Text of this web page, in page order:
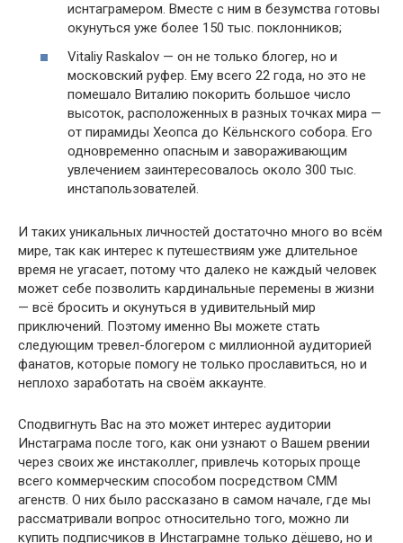
иснтаграмером. Вместе с ним в безумства готовы
окунуться уже более 150 тыс. поклонников;
Vitaliy Raskalov — он не только блогер, но и
московский руфер. Ему всего 22 года, но это не
помешало Виталию покорить большое число
высоток, расположенных в разных точках мира —
от пирамиды Хеопса до Кёльнского собора. Его
одновременно опасным и завораживающим
увлечением заинтересовалось около 300 тыс.
инстапользователей.
И таких уникальных личностей достаточно много во всём
мире, так как интерес к путешествиям уже длительное
время не угасает, потому что далеко не каждый человек
может себе позволить кардинальные перемены в жизни
— всё бросить и окунуться в удивительный мир
приключений. Поэтому именно Вы можете стать
следующим тревел-блогером с миллионной аудиторией
фанатов, которые помогу не только прославиться, но и
неплохо заработать на своём аккаунте.
Cподвигнуть Вас на это может интерес аудитории
Инстаграма после того, как они узнают о Вашем рвении
через своих же инстаколлег, привлечь которых проще
всего коммерческим способом посредством СММ
агенств. О них было рассказано в самом начале, где мы
рассматривали вопрос относительно того, можно ли
купить подписчиков в Инстаграмне только дёшево, но и